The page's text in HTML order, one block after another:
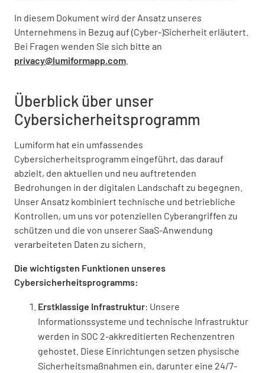
In diesem Dokument wird der Ansatz unseres
Unternehmens in Bezug auf (Cyber-)Sicherheit erläutert.
Bei Fragen wenden Sie sich bitte an
privacy@lumiformapp.com
Überblick über unser
Cybersicherheitsprogramm
Lumiform hat ein umfassendes
Cybersicherheitsprogramm eingeführt, das darauf
abzielt, den aktuellen und neu auftretenden
Bedrohungen in der digitalen Landschaft zu begegnen.
Unser Ansatz kombiniert technische und betriebliche
Kontrollen, um uns vor potenziellen Cyberangriffen zu
schützen und die von unserer SaaS-Anwendung
verarbeiteten Daten zu sichern.
Die wichtigsten Funktionen unseres
Cybersicherheitsprogramms:
Erstklassige Infrastruktur: Unsere
Informationssysteme und technische Infrastruktur
werden in SOC 2-akkreditierten Rechenzentren
gehostet. Diese Einrichtungen setzen physische
Sicherheitsmaßnahmen ein, darunter eine 24/7-